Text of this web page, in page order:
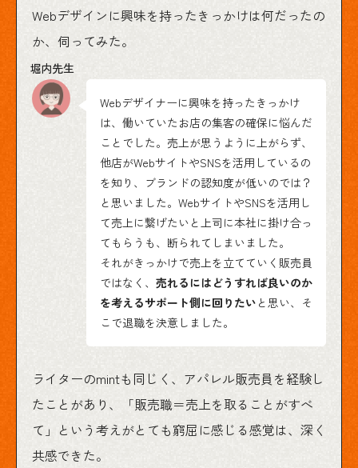
Webデザインに興味を持ったきっかけは何だったの
か、伺ってみた。
Webデザイナーに興味を持ったきっかけ
は、働いていたお店の集客の確保に悩んだ
ことでした。売上が思うように上がらず、
他店がWebサイトやSNSを活用しているの
を知り、ブランドの認知度が低いのでは？
と思いました。WebサイトやSNSを活用し
て売上に繋げたいと上司に本社に掛け合っ
てもらうも、断られてしまいました。
それがきっかけで売上を立てていく販売員
ではなく、 売れるにはどうすれば良いのか
を考えるサポート側に回りたい と思い、そ
こで退職を決意しました。
ライターのmintも同じく、アパレル販売員を経験し
たことがあり、「販売職＝売上を取ることがすべ
て」という考えがとても窮屈に感じる感覚は、深く
共感できた。